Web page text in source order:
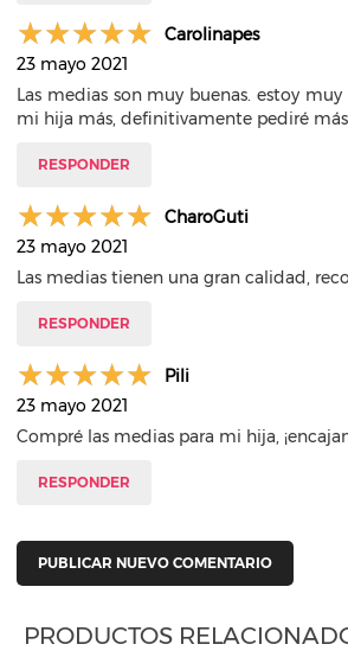
Carolinapes
23 mayo 2021
Las medias son muy buenas. estoy
mi hija más, definitivamente pediré
RESPONDER
CharoGuti
23 mayo 2021
Las medias tienen una gran calidad,
RESPONDER
Pili
23 mayo 2021
Compré las medias para mi hija,
RESPONDER
PUBLICAR NUEVO COMENTARIO
PRODUCTOS